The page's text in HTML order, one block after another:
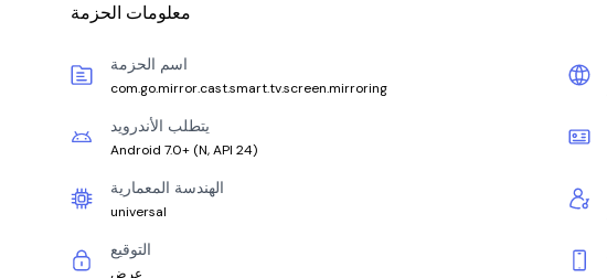
معلومات الحزمة
اسم الحزمة
com.go.mirror.cast.smart.tv.screen.mirroring
يتطلب الأندرويد
Android 7.0+ (N, API 24)
الهندسة المعمارية
universal
التوقيع
عرض